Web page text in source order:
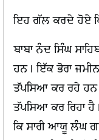
ਇਹ ਗੱਲ ਕਰਦੇ ਹੋਏ
ਬਾਬਾ ਨੰਦ ਸਿੰਘ
ਹਨ। ਇੱਕ ਭੋਰਾ
ਤੱਪਸਿਆ ਕਰ ਰਹੇ
ਤੱਪਸਿਆ ਕਰ ਰਿਹਾ
ਕਿ ਸਾਰੀ ਆਯੂ ਲੰਘ